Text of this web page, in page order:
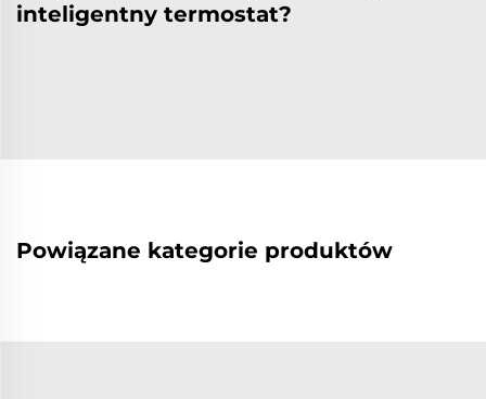
inteligentny termostat?
Powiązane kategorie produktów